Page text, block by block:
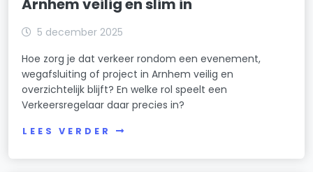
Arnhem veilig en slim in
5 december 2025
Hoe zorg je dat verkeer rondom een evenement,
wegafsluiting of project in Arnhem veilig en
overzichtelijk blijft? En welke rol speelt een
Verkeersregelaar daar precies in?
LEES VERDER